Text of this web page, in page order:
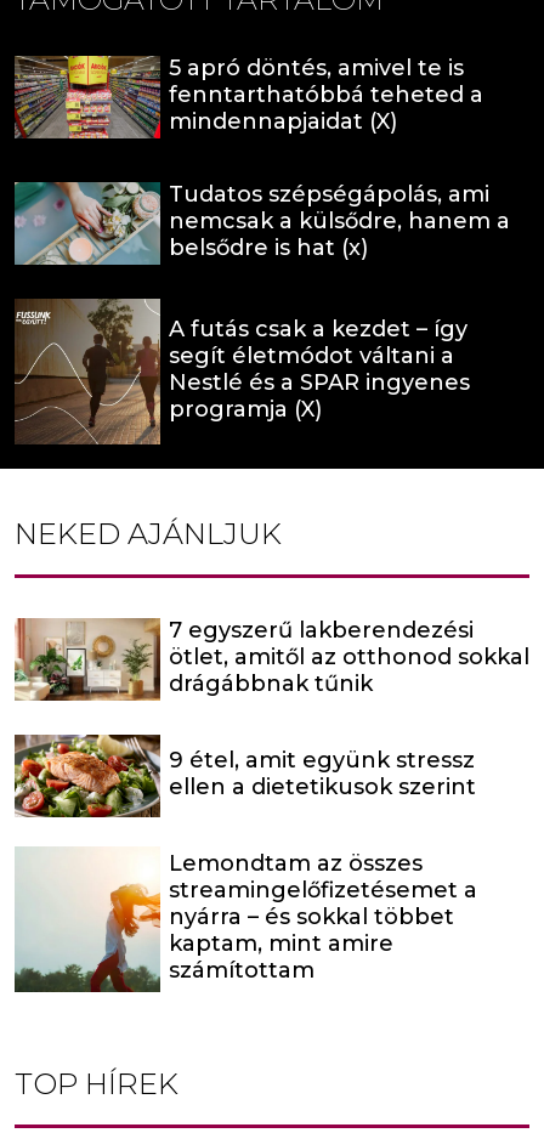
5 apró döntés, amivel te is
fenntarthatóbbá teheted a
mindennapjaidat (X)
Tudatos szépségápolás, ami
nemcsak a külsődre, hanem a
belsődre is hat (x)
A futás csak a kezdet – így
segít életmódot váltani a
Nestlé és a SPAR ingyenes
programja (X)
NEKED AJÁNLJUK
7 egyszerű lakberendezési
ötlet, amitől az otthonod sokkal
drágábbnak tűnik
9 étel, amit együnk stressz
ellen a dietetikusok szerint
Lemondtam az összes
streamingelőfizetésemet a
nyárra – és sokkal többet
kaptam, mint amire
számítottam
TOP HÍREK